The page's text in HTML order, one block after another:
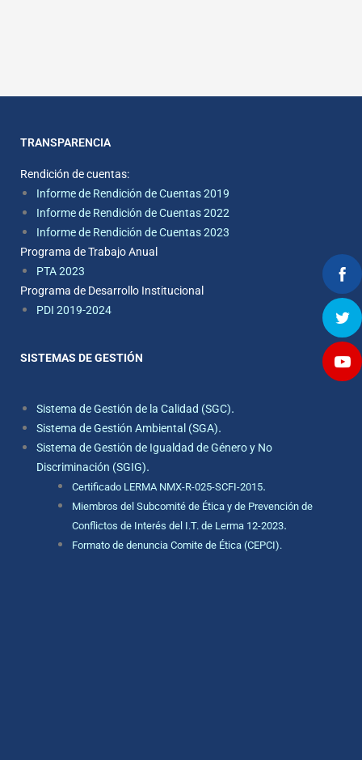
TRANSPARENCIA
Rendición de cuentas:
Informe de Rendición de Cuentas 2019
Informe de Rendición de Cuentas 2022
Informe de Rendición de Cuentas 2023
Programa de Trabajo Anual
PTA 2023
Programa de Desarrollo Institucional
PDI 2019-2024
SISTEMAS DE GESTIÓN
Sistema de Gestión de la Calidad (SGC).
Sistema de Gestión Ambiental (SGA).
Sistema de Gestión de Igualdad de Género y No
Discriminación (SGIG).
Certificado LERMA NMX-R-025-SCFI-2015.
Miembros del Subcomité de Ética y de Prevención de
Conflictos de Interés del I.T. de Lerma 12-2023.
Formato de denuncia Comite de Ética (CEPCI).